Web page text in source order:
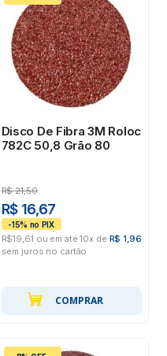
Disco De Fibra 3M Roloc
782C 50,8 Grão 80
R$ 21,50
R$ 16,67
R$19,61 ou em até 10x de R$ 1,96
sem juros no cartão
COMPRAR